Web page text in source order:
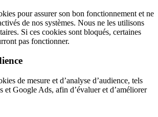
pour assurer son bon fonctionnement et ne
de nos systèmes. Nous ne les utilisons
Si ces cookies sont bloqués, certaines
pas fonctionner.
de mesure et d’analyse d’audience, tels
et Google Ads, afin d’évaluer et d’améliorer